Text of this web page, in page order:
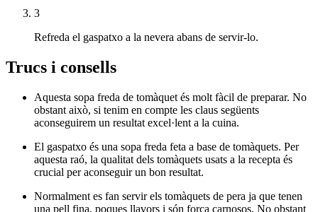
3
Refreda el gaspatxo a la nevera abans de servir-lo.
Trucs i consells
Aquesta sopa freda de tomàquet és molt fàcil de preparar. No
obstant això, si tenim en compte les claus següents
aconseguirem un resultat excel·lent a la cuina.
El gaspatxo és una sopa freda feta a base de tomàquets. Per
aquesta raó, la qualitat dels tomàquets usats a la recepta és
crucial per aconseguir un bon resultat.
Normalment es fan servir els tomàquets de pera ja que tenen
una pell fina, poques llavors i són força carnosos. No obstant